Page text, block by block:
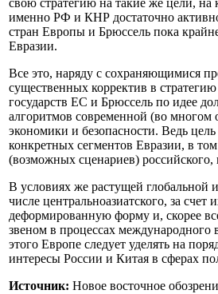
свою стратегию на такие же цели,
именно РФ и КНР достаточно
стран Европы и Брюссель пока
Евразии.
Все это, наряду с сохраняющимися
существенных корректив в
государств ЕС и Брюссель по идее
алгоритмов современной (во
экономики и безопасности. Ведь
конкретных сегментов Евразии, в
(возможных сценариев) российского,
В условиях же растущей глобальной
числе центральноазиатского, за
деформированную форму и, скорее
звеном в процессах международного
этого Европе следует уделять на
интересы России и Китая в сферах
Источник: Новое восточное